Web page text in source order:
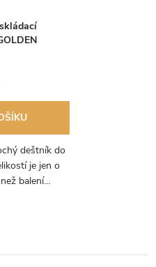
deštník do
je jen o
balení